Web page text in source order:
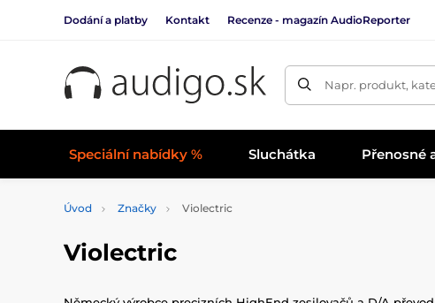
Dodání a platby Kontakt Recenze - magazín AudioReporter
Napr. produkt,
Speciální nabídky % Sluchátka Přenosné
Úvod Značky Violectric
Violectric